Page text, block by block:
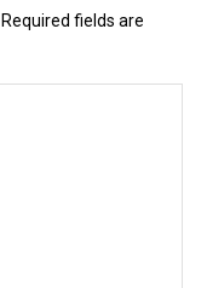
Required fields are